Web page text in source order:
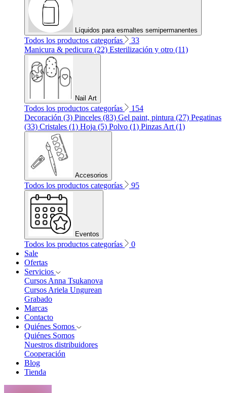
Líquidos para esmaltes semipermanentes
Todos los productos categorías
33
Manicura & pedicura (22) Esterilización y otro (11)
Nail Art
Todos los productos categorías
154
Decoración (3) Pinceles (83) Gel paint, pintura (27) Pegatinas
(33) Cristales (1) Hoja (5) Polvo (1) Pinzas Art (1)
Accesorios
Todos los productos categorías 95
Eventos
Todos los productos categorías
0
Sale
Ofertas
Servicios
Cursos Anna Tsukanova
Cursos Ariela Ungurean
Grabado
Marcas
Contacto
Quiénes Somos
Quiénes Somos
Nuestros distribuidores
Cooperación
Blog
Tienda